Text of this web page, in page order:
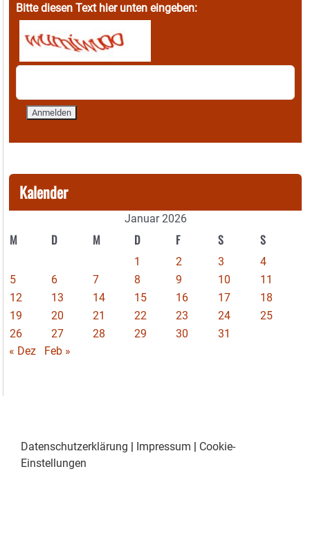
Bitte diesen Text hier unten eingeben:
Kalender
Januar 2026
M D M D F S S
1 2 3
4
5
6 7 8 9 10
11
12
13 14 15 16 17
18
19
20 21 22 23 24
25
26
27 28 29 30
31
« Dez
Feb »
Datenschutzerklärung | Impressum | Cookie-
Einstellungen